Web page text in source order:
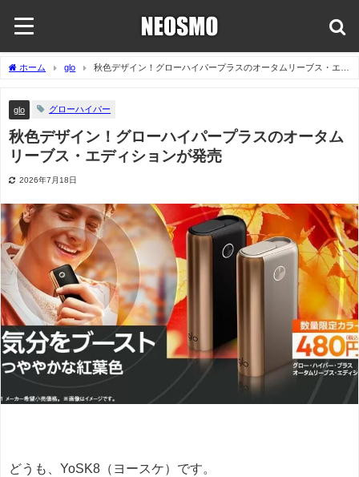
ホーム glo
秋色デザイン！グローハイパープラスのオータムリーブス・エデ
glo グローハイパー
秋色デザイン！グローハイパープラスのオータム
リーブス・エディションが発売
2026年7月18日
どうも、YoSK8（ヨースケ）です。